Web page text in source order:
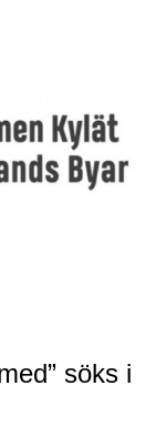
söks i